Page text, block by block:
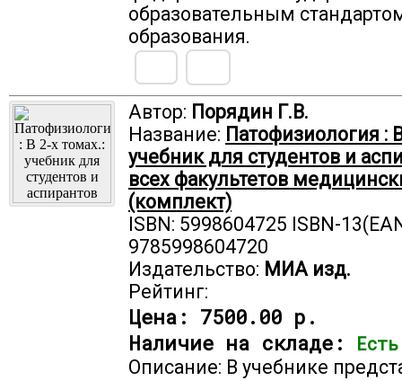
образовательным
образования.
Автор: Порядин Г.В.
Название: Патофизиология :
учебник для студентов и
всех факультетов
(комплект)
ISBN: 5998604725 ISBN-
9785998604720
Издательство: МИА изд.
Рейтинг:
Цена: 7500.00 р.
Наличие на складе:
Описание: В учебнике